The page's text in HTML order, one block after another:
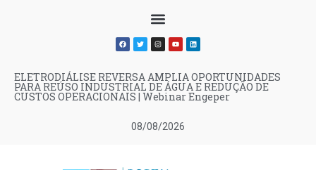
08/08/2026
ELETRODIÁLISE REVERSA AMPLIA OPORTUNIDADES
PARA REÚSO INDUSTRIAL DE ÁGUA E REDUÇÃO DE
CUSTOS OPERACIONAIS | Webinar Engeper